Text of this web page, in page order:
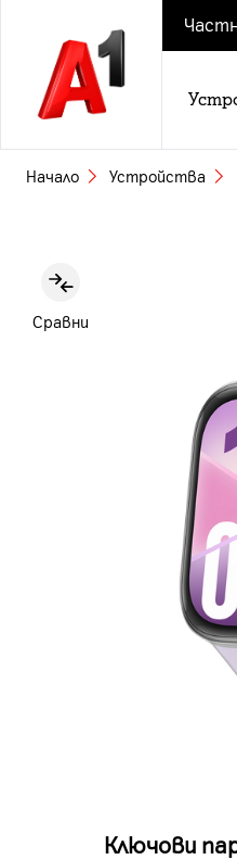
Начало Устройства
Сравни
Ключови